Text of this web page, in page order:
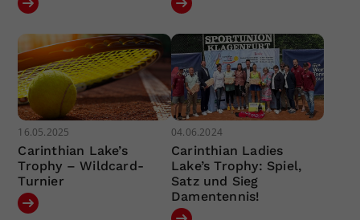
16.05.2025
Carinthian Lake’s
Trophy – Wildcard-
Turnier
04.06.2024
Carinthian Ladies
Lake’s Trophy: Spiel,
Satz und Sieg
Damentennis!